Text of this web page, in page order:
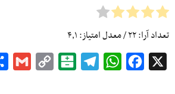
تعداد آرا:۲۲/ معدل امتیاز:۴٫۱
Facebook
WhatsApp
Telegram
Balatarin
Copy